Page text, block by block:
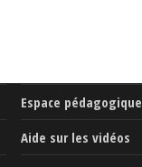
Espace pédagogique
Aide sur les vidéos